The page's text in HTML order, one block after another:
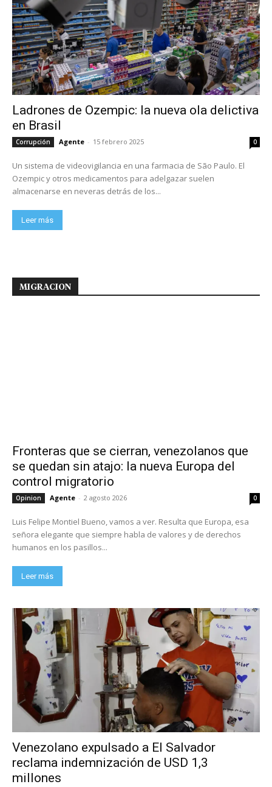
Ladrones de Ozempic: la nueva ola delictiva
en Brasil
Corrupción Agente - 15 febrero 2025 0
Un sistema de videovigilancia en una farmacia de São Paulo. El
Ozempic y otros medicamentos para adelgazar suelen
almacenarse en neveras detrás de los...
Leer más
MIGRACION
Fronteras que se cierran, venezolanos que
se quedan sin atajo: la nueva Europa del
control migratorio
Opinion Agente - 2 agosto 2026 0
Luis Felipe Montiel Bueno, vamos a ver. Resulta que Europa, esa
señora elegante que siempre habla de valores y de derechos
humanos en los pasillos...
Leer más
Venezolano expulsado a El Salvador
reclama indemnización de USD 1,3
millones